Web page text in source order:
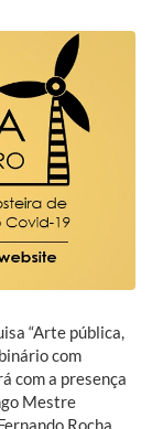
“Arte pública,
com
com a presença
Mestre
Rocha,